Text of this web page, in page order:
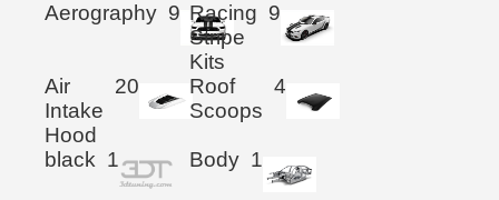
Aerography 9 Racing
Stripe
Kits
9
Air
Intake
Hood
20
Roof
Scoops
4
black 1 Body 1